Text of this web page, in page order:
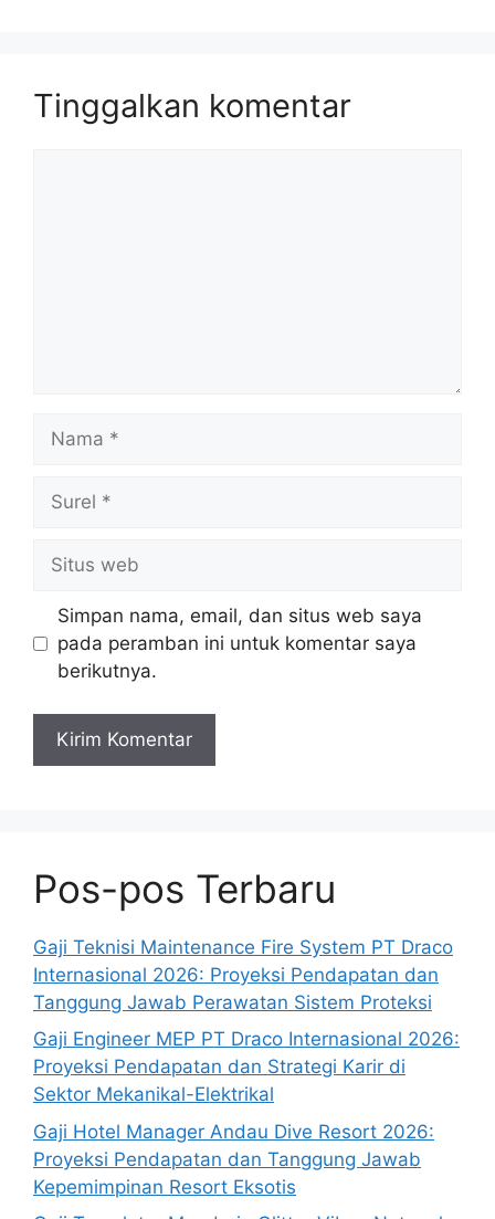
Tinggalkan komentar
Nama
Surel
Situs
web
Simpan nama, email, dan situs web saya
pada peramban ini untuk komentar saya
berikutnya.
Pos-pos Terbaru
Gaji Teknisi Maintenance Fire System PT Draco
Internasional 2026: Proyeksi Pendapatan dan
Tanggung Jawab Perawatan Sistem Proteksi
Gaji Engineer MEP PT Draco Internasional 2026:
Proyeksi Pendapatan dan Strategi Karir di
Sektor Mekanikal-Elektrikal
Gaji Hotel Manager Andau Dive Resort 2026:
Proyeksi Pendapatan dan Tanggung Jawab
Kepemimpinan Resort Eksotis